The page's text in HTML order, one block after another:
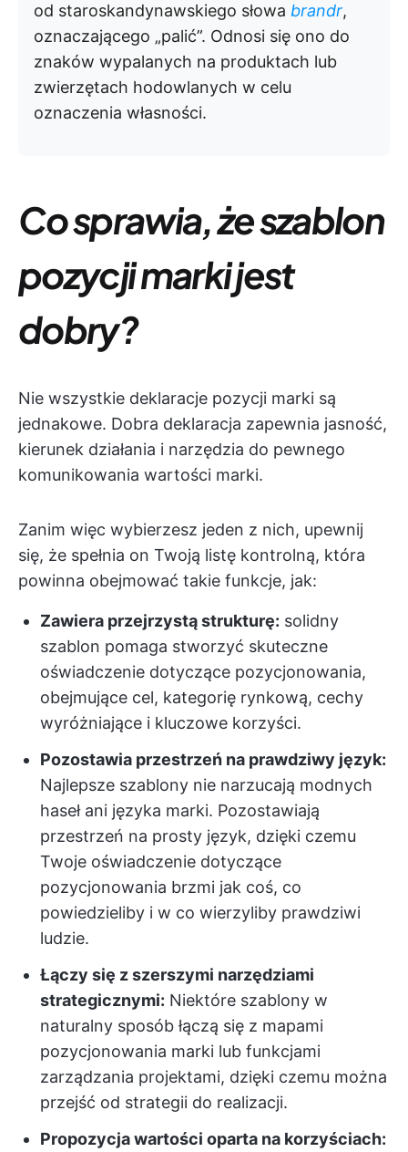
od staroskandynawskiego słowa brandr,
oznaczającego „palić”. Odnosi się ono do
znaków wypalanych na produktach lub
zwierzętach hodowlanych w celu
oznaczenia własności. ​
Co sprawia, że szablon
pozycji marki jest
dobry?
Nie wszystkie deklaracje pozycji marki są
jednakowe. Dobra deklaracja zapewnia jasność,
kierunek działania i narzędzia do pewnego
komunikowania wartości marki.
Zanim więc wybierzesz jeden z nich, upewnij
się, że spełnia on Twoją listę kontrolną, która
powinna obejmować takie funkcje, jak:
Zawiera przejrzystą strukturę: solidny
szablon pomaga stworzyć skuteczne
oświadczenie dotyczące pozycjonowania,
obejmujące cel, kategorię rynkową, cechy
wyróżniające i kluczowe korzyści.
Pozostawia przestrzeń na prawdziwy język:
Najlepsze szablony nie narzucają modnych
haseł ani języka marki. Pozostawiają
przestrzeń na prosty język, dzięki czemu
Twoje oświadczenie dotyczące
pozycjonowania brzmi jak coś, co
powiedzieliby i w co wierzyliby prawdziwi
ludzie.
Łączy się z szerszymi narzędziami
strategicznymi: Niektóre szablony w
naturalny sposób łączą się z mapami
pozycjonowania marki lub funkcjami
zarządzania projektami, dzięki czemu można
przejść od strategii do realizacji.
Propozycja wartości oparta na korzyściach: